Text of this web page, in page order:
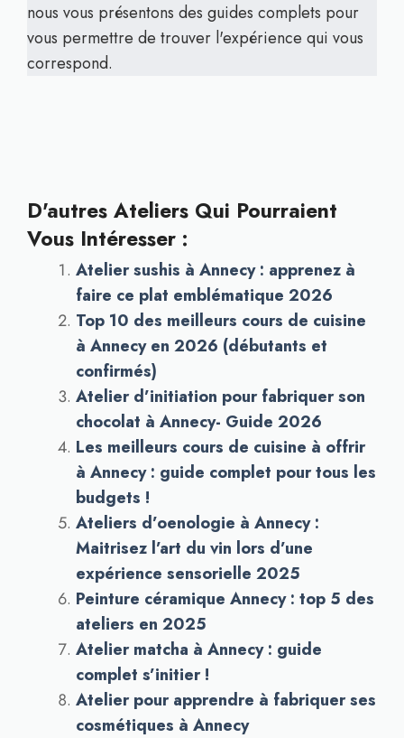
nous vous présentons des guides complets pour
vous permettre de trouver l'expérience qui vous
correspond.
D'autres Ateliers Qui Pourraient
Vous Intéresser :
Atelier sushis à Annecy : apprenez à
faire ce plat emblématique 2026
Top 10 des meilleurs cours de cuisine
à Annecy en 2026 (débutants et
confirmés)
Atelier d’initiation pour fabriquer son
chocolat à Annecy- Guide 2026
Les meilleurs cours de cuisine à offrir
à Annecy : guide complet pour tous les
budgets !
Ateliers d’oenologie à Annecy :
Maitrisez l’art du vin lors d’une
expérience sensorielle 2025
Peinture céramique Annecy : top 5 des
ateliers en 2025
Atelier matcha à Annecy : guide
complet s’initier !
Atelier pour apprendre à fabriquer ses
cosmétiques à Annecy